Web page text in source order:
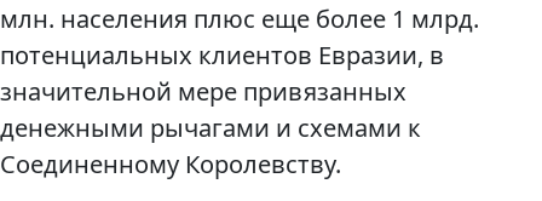
млн. населения плюс еще более 1 млрд.
потенциальных клиентов Евразии, в
значительной мере привязанных
денежными рычагами и схемами к
Соединенному Королевству.